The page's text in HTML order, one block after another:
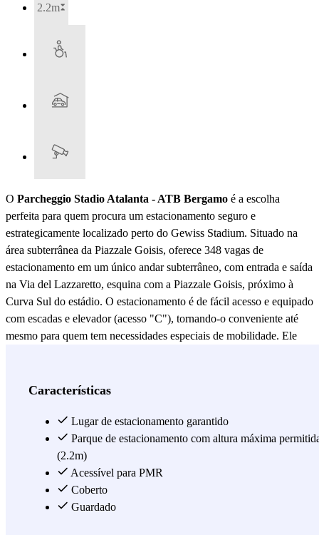
2.2m
O Parcheggio Stadio Atalanta - ATB Bergamo é a escolha
perfeita para quem procura um estacionamento seguro e
estrategicamente localizado perto do Gewiss Stadium. Situado na
área subterrânea da Piazzale Goisis, oferece 348 vagas de
estacionamento em um único andar subterrâneo, com entrada e saída
na Via del Lazzaretto, esquina com a Piazzale Goisis, próximo à
Curva Sul do estádio. O estacionamento é de fácil acesso e equipado
com escadas e elevador (acesso "C"), tornando-o conveniente até
mesmo para quem tem necessidades especiais de mobilidade. Ele
oferecendo uma solução ideal para quem possui um carro com esse
videovigilância, garantindo maior segurança para os veículos
estacionados. No entanto, o estacionamento não está acessível 8
horas antes e 4 horas após o término das partidas de futebol ou
eventos realizados no estádio. Para quem deseja chegar ao centro da
cidade, o estacionamento tem boas conexões com o transporte
público. Com um bilhete de €1,70, é possível pegar a Linha 3 para
Características
Lugar de estacionamento garantido
Parque de estacionamento com altura máxima
(2.2m)
Acessível para PMR
Coberto
Guardado